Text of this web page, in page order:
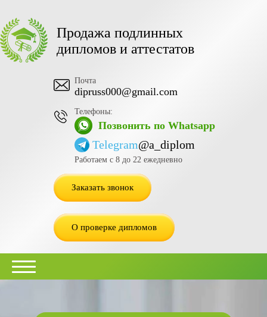
Продажа подлинных
дипломов и аттестатов
Почта
dipruss000@gmail.com
Телефоны:
Позвонить по Whatsapp
Telegram@a_diplom
Работаем с 8 до 22 ежедневно
Заказать звонок
О проверке дипломов